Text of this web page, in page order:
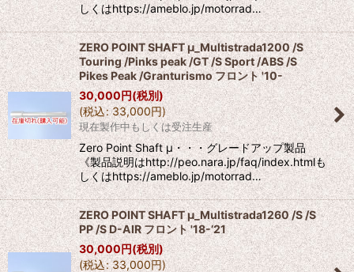
しくはhttps://ameblo.jp/motorrad…
ZERO POINT SHAFT μ_Multistrada1200 /S
Touring /Pinks peak /GT /S Sport /ABS /S
Pikes Peak /Granturismo フロント '10-
30,000円(税別)
(税込: 33,000円)
現在製作中もしくは受注生産
Zero Point Shaft μ・・・グレードアップ製品
《製品説明はhttp://peo.nara.jp/faq/index.htmlも
しくはhttps://ameblo.jp/motorrad…
ZERO POINT SHAFT μ_Multistrada1260 /S /S
PP /S D-AIR フロント '18-’21
30,000円(税別)
(税込: 33,000円)